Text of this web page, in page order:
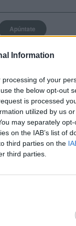
Information
of your
the below opt-out
is processed
utilized by us
may separately
on the IAB’s list of
third parties on the
third parties.
Apúntate
al auge de
por venta
de las
su
en Reino
marca para